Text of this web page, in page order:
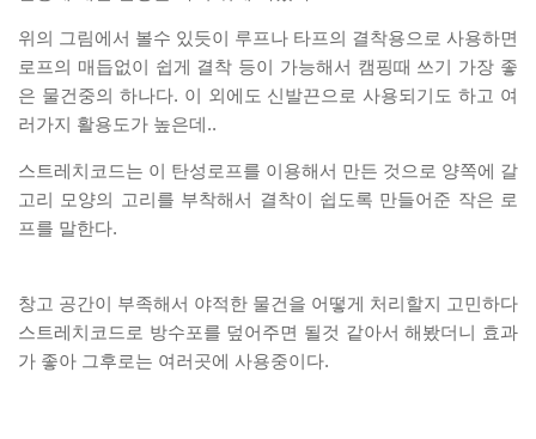
위의 그림에서 볼수 있듯이 루프나 타프의 결착용으로 사용하면
로프의 매듭없이 쉽게 결착 등이 가능해서 캠핑때 쓰기 가장 좋
은 물건중의 하나다. 이 외에도 신발끈으로 사용되기도 하고 여
러가지 활용도가 높은데..
스트레치코드는 이 탄성로프를 이용해서 만든 것으로 양쪽에 갈
고리 모양의 고리를 부착해서 결착이 쉽도록 만들어준 작은 로
프를 말한다.
창고 공간이 부족해서 야적한 물건을 어떻게 처리할지 고민하다
스트레치코드로 방수포를 덮어주면 될것 같아서 해봤더니 효과
가 좋아 그후로는 여러곳에 사용중이다.